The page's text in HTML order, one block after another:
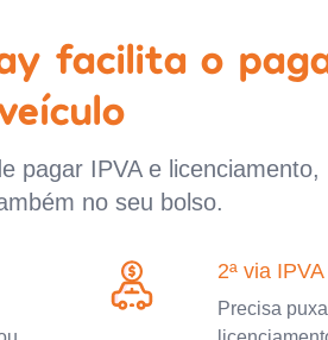
facilita o
pagar IPVA e licenciamento,
no seu bolso.
2ª via
Precisa